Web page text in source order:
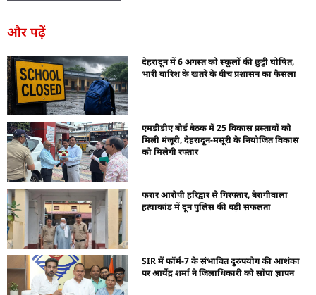
और पढ़ें
देहरादून में 6 अगस्त को स्कूलों की छुट्टी घोषित,
भारी बारिश के खतरे के बीच प्रशासन का फैसला
एमडीडीए बोर्ड बैठक में 25 विकास प्रस्तावों को
मिली मंजूरी, देहरादून-मसूरी के नियोजित विकास
को मिलेगी रफ्तार
फरार आरोपी हरिद्वार से गिरफ्तार, बैरागीवाला
हत्याकांड में दून पुलिस की बड़ी सफलता
SIR में फॉर्म-7 के संभावित दुरुपयोग की आशंका
पर आर्येंद्र शर्मा ने जिलाधिकारी को सौंपा ज्ञापन